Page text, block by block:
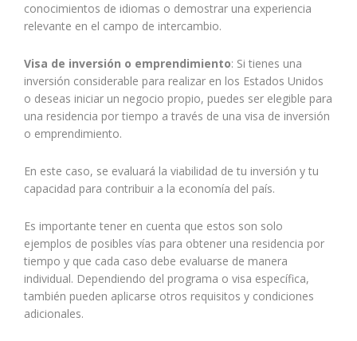
conocimientos de idiomas o demostrar una experiencia
relevante en el campo de intercambio.
Visa de inversión o emprendimiento: Si tienes una
inversión considerable para realizar en los Estados Unidos
o deseas iniciar un negocio propio, puedes ser elegible para
una residencia por tiempo a través de una visa de inversión
o emprendimiento.
En este caso, se evaluará la viabilidad de tu inversión y tu
capacidad para contribuir a la economía del país.
Es importante tener en cuenta que estos son solo
ejemplos de posibles vías para obtener una residencia por
tiempo y que cada caso debe evaluarse de manera
individual. Dependiendo del programa o visa específica,
también pueden aplicarse otros requisitos y condiciones
adicionales.